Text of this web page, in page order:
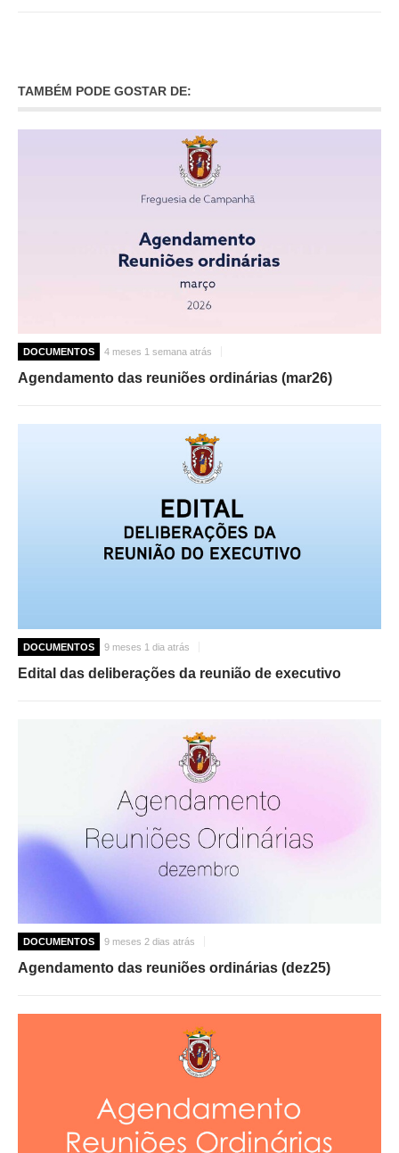
TAMBÉM PODE GOSTAR DE:
DOCUMENTOS 4 meses 1 semana atrás
Agendamento das reuniões ordinárias (mar26)
DOCUMENTOS 9 meses 1 dia atrás
Edital das deliberações da reunião de executivo
DOCUMENTOS 9 meses 2 dias atrás
Agendamento das reuniões ordinárias (dez25)